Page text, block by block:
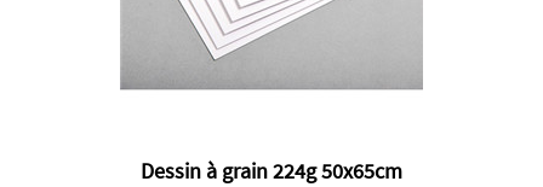
Dessin à grain 224g 50x65cm